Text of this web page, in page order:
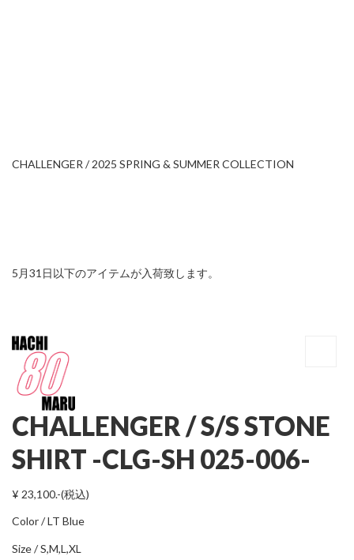
CHALLENGER / 2025 SPRING & SUMMER COLLECTION
5月31日以下のアイテムが入荷致します。
CHALLENGER / S/S STONE
SHIRT -CLG-SH 025-006-
¥ 23,100.-(税込)
Color / LT Blue
Size / S,M,L,XL